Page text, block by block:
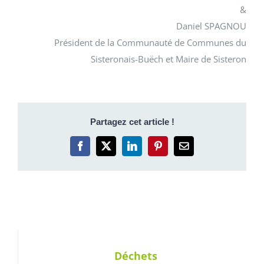
&
Daniel SPAGNOU
Président de la Communauté de Communes du
Sisteronais-Buëch et Maire de Sisteron
Partagez cet article !
Facebook
X LinkedInPinterestEmail
Déchets